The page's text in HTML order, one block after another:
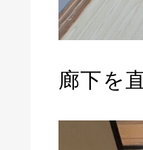
廊下を